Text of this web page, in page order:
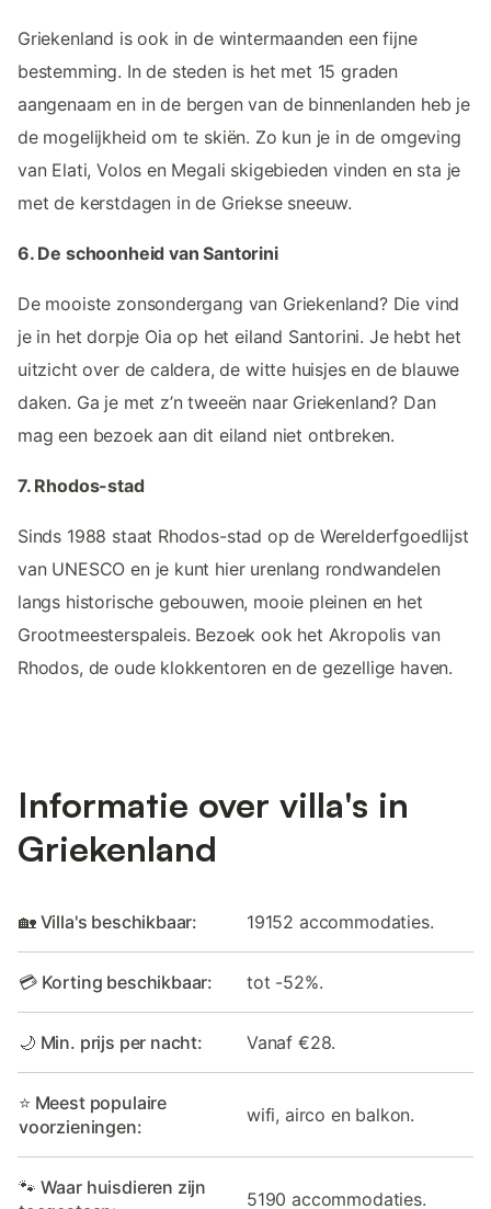
Griekenland is ook in de wintermaanden een fijne
bestemming. In de steden is het met 15 graden
aangenaam en in de bergen van de binnenlanden heb je
de mogelijkheid om te skiën. Zo kun je in de omgeving
van Elati, Volos en Megali skigebieden vinden en sta je
met de kerstdagen in de Griekse sneeuw.
6. De schoonheid van Santorini
De mooiste zonsondergang van Griekenland? Die vind
je in het dorpje Oia op het eiland Santorini. Je hebt het
uitzicht over de caldera, de witte huisjes en de blauwe
daken. Ga je met z’n tweeën naar Griekenland? Dan
mag een bezoek aan dit eiland niet ontbreken.
7. Rhodos-stad
Sinds 1988 staat Rhodos-stad op de Werelderfgoedlijst
van UNESCO en je kunt hier urenlang rondwandelen
langs historische gebouwen, mooie pleinen en het
Grootmeesterspaleis. Bezoek ook het Akropolis van
Rhodos, de oude klokkentoren en de gezellige haven.
Informatie over villa's in
Griekenland
🏡 Villa's beschikbaar: 19152 accommodaties.
💳 Korting beschikbaar: tot -52%.
🌙 Min. prijs per nacht: Vanaf €28.
⭐ Meest populaire
voorzieningen:
wifi, airco en balkon.
🐾 Waar huisdieren zijn
5190 accommodaties.